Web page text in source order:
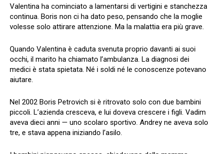
Valentina ha cominciato a lamentarsi di vertigini e stanchezza
continua. Boris non ci ha dato peso, pensando che la moglie
volesse solo attirare attenzione. Ma la malattia era più grave.
Quando Valentina è caduta svenuta proprio davanti ai suoi
occhi, il marito ha chiamato l’ambulanza. La diagnosi dei
medici è stata spietata. Né i soldi né le conoscenze potevano
aiutare.
Nel 2002 Boris Petrovich si è ritrovato solo con due bambini
piccoli. L’azienda cresceva, e lui doveva crescere i figli. Vadim
aveva dieci anni — uno scolaro sportivo. Andrey ne aveva solo
tre, e stava appena iniziando l’asilo.